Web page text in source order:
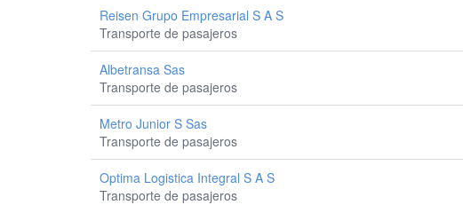
Reisen Grupo Empresarial S A S
Transporte de pasajeros
Albetransa Sas
Transporte de pasajeros
Metro Junior S Sas
Transporte de pasajeros
Optima Logistica Integral S A S
Transporte de pasajeros